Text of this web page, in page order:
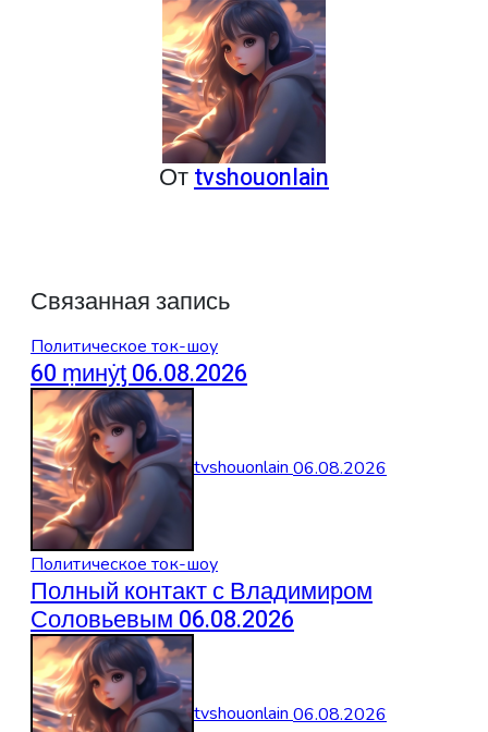
Отtvshouonlain
Связанная запись
Политическое ток-шоу
60 ṃинẏƫ 06.08.2026
tvshouonlain06.08.2026
Политическое ток-шоу
Полный контакт с Владимиром
Соловьевым 06.08.2026
tvshouonlain06.08.2026